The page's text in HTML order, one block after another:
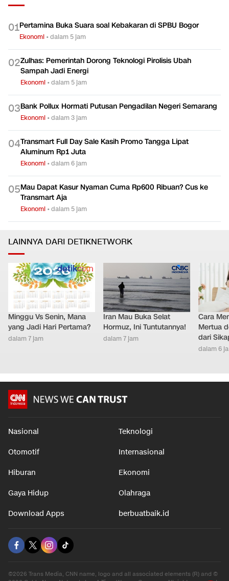
01Pertamina Buka Suara soal Kebakaran di SPBU Bogor
Ekonomi •dalam 5 jam
02Zulhas: Pemerintah Dorong Teknologi Pirolisis Ubah
Sampah Jadi Energi
Ekonomi •dalam 5 jam
03Bank Pollux Hormati Putusan Pengadilan Negeri Semarang
Ekonomi •dalam 3 jam
04Transmart Full Day Sale Kasih Promo Tangga Lipat
Aluminum Rp1 Juta
Ekonomi •dalam 6 jam
05Mau Dapat Kasur Nyaman Cuma Rp600 Ribuan? Cus ke
Transmart Aja
Ekonomi •dalam 5 jam
LAINNYA DARI DETIKNETWORK
Minggu Vs Senin, Mana
yang Jadi Hari Pertama?
dalam 7 jam
Iran Mau Buka Selat
Hormuz, Ini Tuntutannya!
dalam 7 jam
Cara
Mertua
dari
dalam 6
Nasional Teknologi
Otomotif Internasional
Hiburan Ekonomi
Gaya Hidup Olahraga
Download Apps berbuatbaik.id
©2026 Trans Media, CNN name, logo and all associated elements (R) and ©